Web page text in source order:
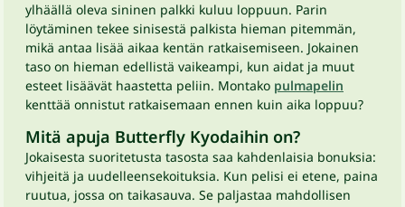
ylhäällä oleva sininen palkki kuluu loppuun. Parin
löytäminen tekee sinisestä palkista hieman pitemmän,
mikä antaa lisää aikaa kentän ratkaisemiseen. Jokainen
taso on hieman edellistä vaikeampi, kun aidat ja muut
esteet lisäävät haastetta peliin. Montako pulmapelin
kenttää onnistut ratkaisemaan ennen kuin aika loppuu?
Mitä apuja Butterfly Kyodaihin on?
Jokaisesta suoritetusta tasosta saa kahdenlaisia bonuksia:
vihjeitä ja uudelleensekoituksia. Kun pelisi ei etene, paina
ruutua, jossa on taikasauva. Se paljastaa mahdollisen